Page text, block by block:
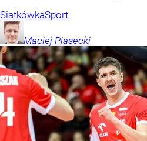
SiatkówkaSport
Maciej Piasecki